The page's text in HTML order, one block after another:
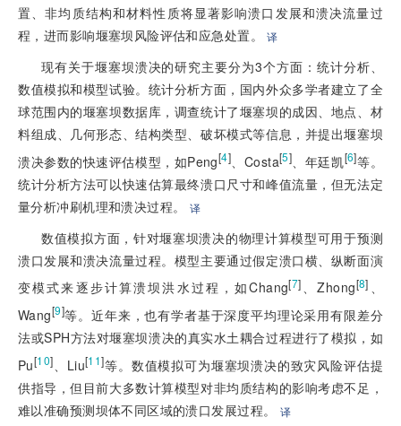
置、非均质结构和材料性质将显著影响溃口发展和溃决流量过
程，进而影响堰塞坝风险评估和应急处置。译
现有关于堰塞坝溃决的研究主要分为3个方面：统计分析、
数值模拟和模型试验。统计分析方面，国内外众多学者建立了全
球范围内的堰塞坝数据库，调查统计了堰塞坝的成因、地点、材
料组成、几何形态、结构类型、破坏模式等信息，并提出堰塞坝
溃决参数的快速评估模型，如Peng[4] 、Costa[5] 、年廷凯[6]等。
统计分析方法可以快速估算最终溃口尺寸和峰值流量，但无法定
量分析冲刷机理和溃决过程。 译
数值模拟方面，针对堰塞坝溃决的物理计算模型可用于预测
溃口发展和溃决流量过程。模型主要通过假定溃口横、纵断面演
变模式来逐步计算溃坝洪水过程，如Chang[7]、Zhong[8] 、
Wang[9]等。近年来，也有学者基于深度平均理论采用有限差分
法或SPH方法对堰塞坝溃决的真实水土耦合过程进行了模拟，如
Pu[10] 、Liu[11]等。数值模拟可为堰塞坝溃决的致灾风险评估提
供指导，但目前大多数计算模型对非均质结构的影响考虑不足，
难以准确预测坝体不同区域的溃口发展过程。 译